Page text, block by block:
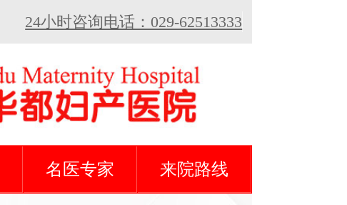
24小时咨询电话：029-62513333
名医专家 来院路线